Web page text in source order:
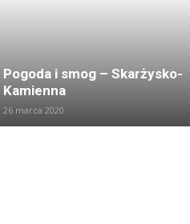
Pogoda i smog – Skarżysko-
Kamienna
26 marca 2020